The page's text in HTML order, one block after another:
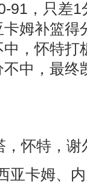
91，只差
姆补篮得
，怀特打
中，最终
怀特，
亚卡姆、